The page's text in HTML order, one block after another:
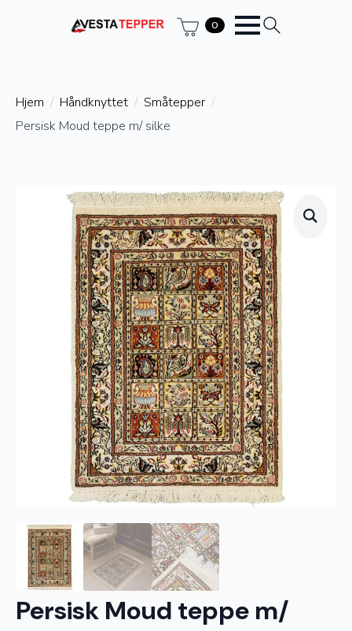
0
Hjem Håndknyttet
Småtepper
Persisk Moud teppe m/ silke
Persisk Moud teppe m/